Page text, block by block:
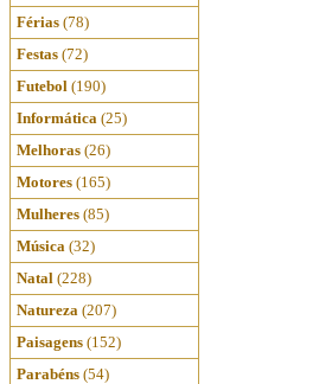
Férias (78)
Festas (72)
Futebol (190)
Informática (25)
Melhoras (26)
Motores (165)
Mulheres (85)
Música (32)
Natal (228)
Natureza (207)
Paisagens (152)
Parabéns (54)